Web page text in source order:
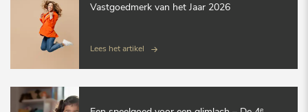
Vastgoedmerk van het Jaar 2026
Lees het artikel